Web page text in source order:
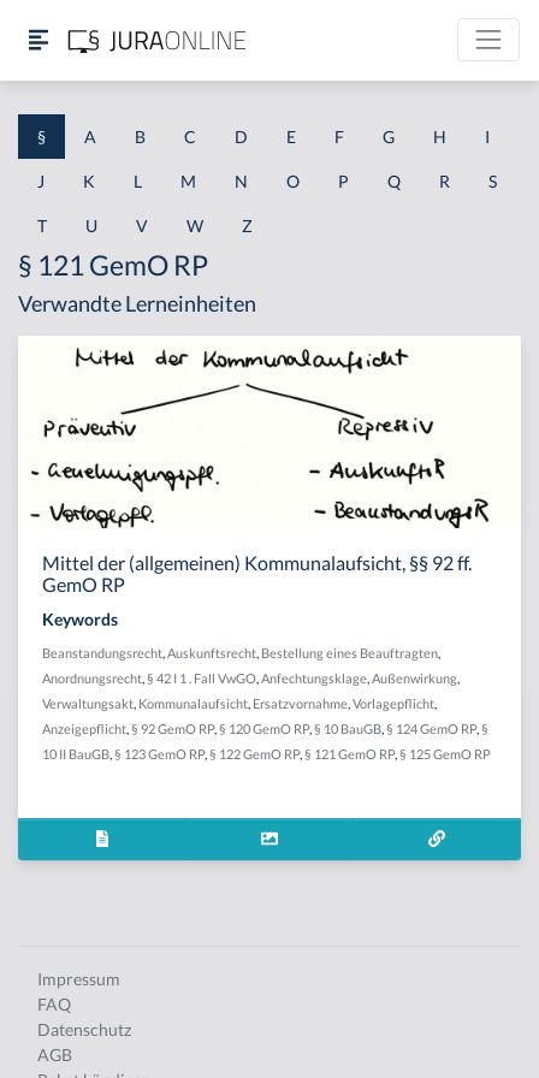
§ A B C D E F G H I
J K L M N O P Q R S
T U V W Z
§ 121 GemO RP
Verwandte Lerneinheiten
Mittel der (allgemeinen) Kommunalaufsicht, §§ 92 ff.
GemO RP
Keywords
Beanstandungsrecht Auskunftsrecht Bestellung eines Beauftragten
Anordnungsrecht § 42 I 1 . Fall VwGO Anfechtungsklage Außenwirkung
Verwaltungsakt Kommunalaufsicht Ersatzvornahme Vorlagepflicht
Anzeigepflicht § 92 GemO RP, § 120 GemO RP, § 10 BauGB § 124 GemO RP, §
10 II BauGB § 123 GemO RP, § 122 GemO RP, § 121 GemO RP, § 125 GemO RP
Impressum
FAQ
Datenschutz
AGB